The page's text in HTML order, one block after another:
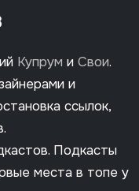
Купрум и Свои.
и
ссылок,
Подкасты
места в топе у